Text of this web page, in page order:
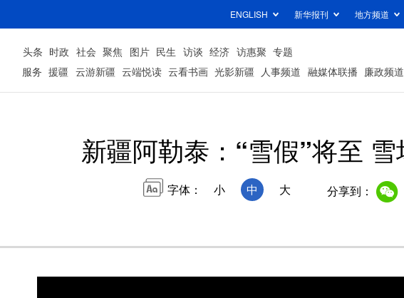
ENGLISH 新华报刊 地方频道
头条 时政 社会 聚焦 图片 民生 访谈 经济 访惠聚 专题
服务 援疆 云游新疆 云端悦读 云看书画 光影新疆 人事频道 融媒体联播 廉政频道
新疆阿勒泰：“雪假”将至
字体： 小 中 大 分享到：